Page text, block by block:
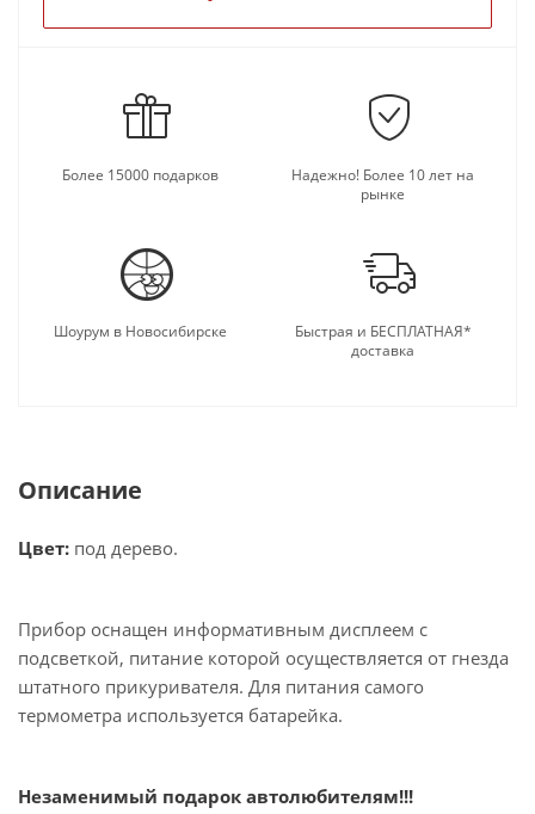
Более 15000 подарков
Надежно! Более 10 лет на
рынке
Шоурум в Новосибирске
Быстрая и БЕСПЛАТНАЯ*
доставка
Описание
Цвет: под дерево.
Прибор оснащен информативным дисплеем с
подсветкой, питание которой осуществляется от гнезда
штатного прикуривателя. Для питания самого
термометра используется батарейка.
Незаменимый подарок автолюбителям!!!